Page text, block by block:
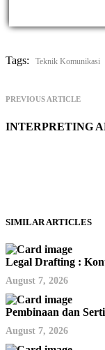
Tags: Teknik Komunikasi
PREVIOUS ARTICLE
INTERPRETING
SIMILAR ARTICLES
Legal Drafting :
August 7, 2026
Pembinaan dan
August 7, 2026